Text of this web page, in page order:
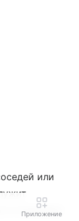
или
страховке.
Приложение